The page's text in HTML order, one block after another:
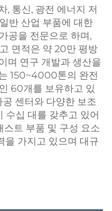
, 통신, 광전 에너지 저
반 산업 부품에 대한
공을 전문으로 하며,
면적은 약 20만 평방
며 연구 개발과 생산을
150~4000톤의 완전
60개를 보유하고 있
센터와 다양한 보조
수십 대를 갖추고 있어
트 부품 및 구성 요소
을 가지고 있으며 대규